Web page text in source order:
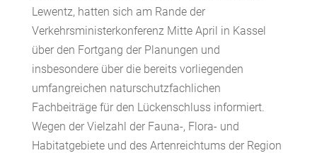
Lewentz, hatten sich am Rande der
Verkehrsministerkonferenz Mitte April in Kassel
über den Fortgang der Planungen und
insbesondere über die bereits vorliegenden
umfangreichen naturschutzfachlichen
Fachbeiträge für den Lückenschluss informiert.
Wegen der Vielzahl der Fauna-, Flora- und
Habitatgebiete und des Artenreichtums der Region